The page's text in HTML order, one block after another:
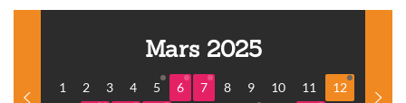
Mars 2025
1 2 3 4 5 6 7 8 9 10 11
12